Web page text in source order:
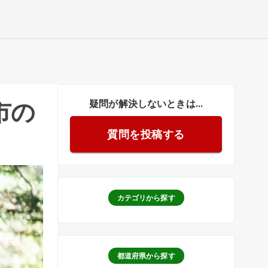
の 疑問が解決しないときは...
質問を投稿する
カテゴリから探す
都道府県から探す